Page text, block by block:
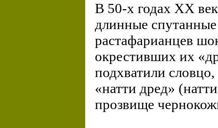
В 50-х годах XX
длинные
растафарианцев
окрестивших их
подхватили
«натти дред»
прозвище